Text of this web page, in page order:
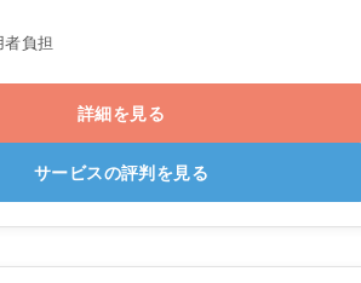
負担
詳細を見る
サービスの評判を見る